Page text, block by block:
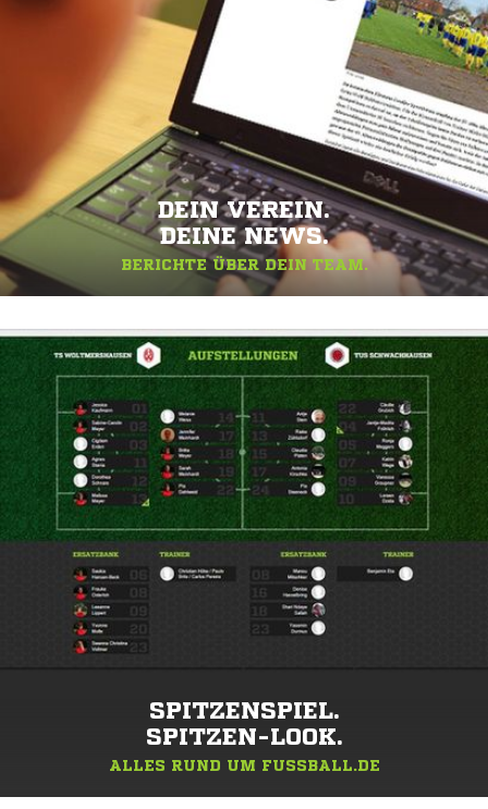
DEIN VEREIN.
DEINE NEWS.
BERICHTE ÜBER DEIN TEAM.
SPITZENSPIEL.
SPITZEN-LOOK.
ALLES RUND UM FUSSBALL.DE